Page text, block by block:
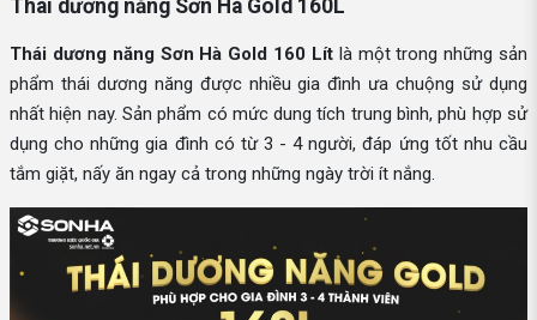
Thái dương năng Sơn Hà Gold 160L
Thái dương năng Sơn Hà Gold 160 Lítlà một trong những sản
phẩm thái dương năng được nhiều gia đình ưa chuộng sử dụng
nhất hiện nay. Sản phẩm có mức dung tích trung bình, phù hợp sử
dụng cho những gia đình có từ 3 - 4 người, đáp ứng tốt nhu cầu
tắm giặt, nấy ăn ngay cả trong những ngày trời ít nắng.